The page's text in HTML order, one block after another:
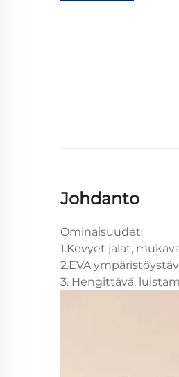
Johdanto
Ominaisuudet:
1.Kevyet jalat,
2.EVA
3. Hengittävä,